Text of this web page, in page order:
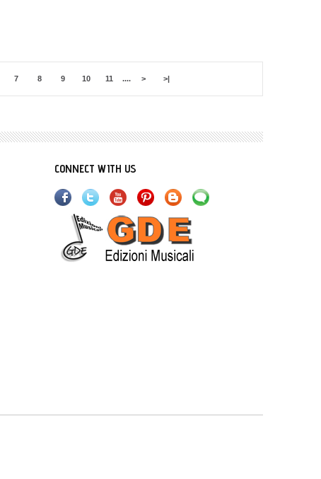
7 8 9 10 11 .... > >|
CONNECT WITH US